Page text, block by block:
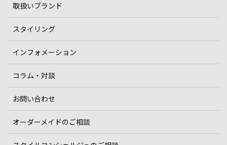
取扱いブランド
スタイリング
インフォメーション
コラム・対談
お問い合わせ
オーダーメイドのご相談